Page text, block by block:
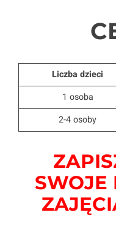
Liczba dzieci
1 osoba
2-4 osoby
SWOJE